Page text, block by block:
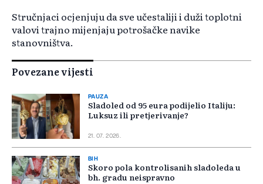
Stručnjaci ocjenjuju da sve učestaliji i duži toplotni
valovi trajno mijenjaju potrošačke navike
stanovništva.
Povezane vijesti
PAUZA
Sladoled od 95 eura podijelio Italiju:
Luksuz ili pretjerivanje?
21. 07. 2026.
BIH
Skoro pola kontrolisanih sladoleda u
bh. gradu neispravno